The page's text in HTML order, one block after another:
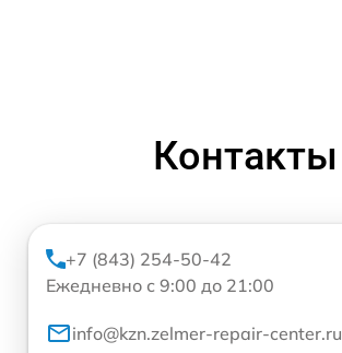
Контакты
+7 (843) 254-50-42
Ежедневно с 9:00 до 21:00
info@kzn.zelmer-repair-center.ru